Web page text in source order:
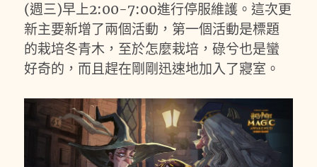
(週三)早上2:00-7:00進行停服維護。這次更
新主要新增了兩個活動，第一個活動是標題
的栽培冬青木，至於怎麼栽培，碌兮也是蠻
好奇的，而且趕在剛剛迅速地加入了寢室。